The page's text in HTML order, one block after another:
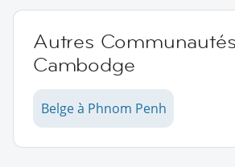
Autres
Cambodge
Belge à Phnom Penh